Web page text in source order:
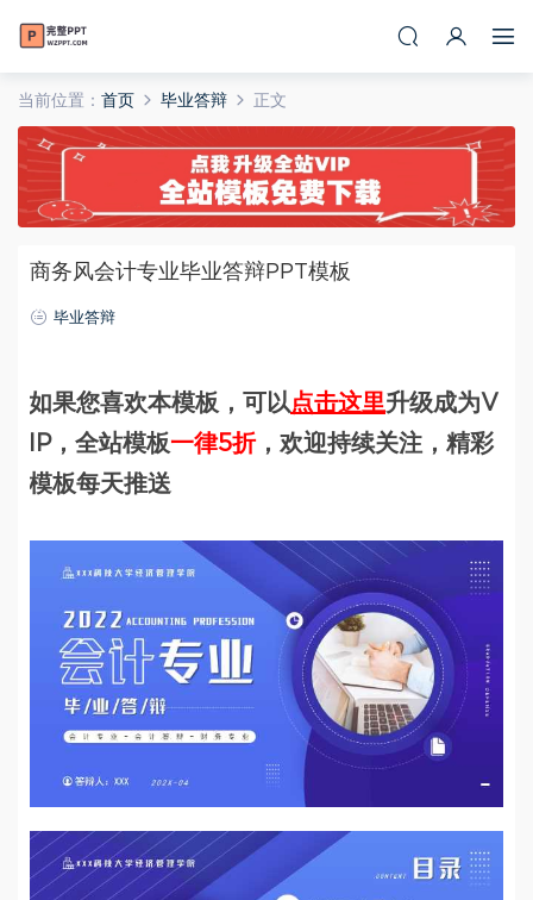
当前位置： 首页 毕业答辩 正文
商务风会计专业毕业答辩PPT模板
毕业答辩
如果您喜欢本模板，可以点击这里升级成为V
IP，全站模板一律5折，欢迎持续关注，精彩
模板每天推送